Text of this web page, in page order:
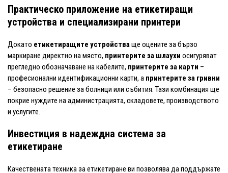
Практическо приложение на етикетиращи
устройства и специализирани принтери
Докато етикетиращите устройстваще оцените за бързо
маркиране директно на място, принтерите за шлаухи осигуряват
прегледно обозначаване на кабелите, принтерите за карти –
професионални идентификационни карти, а принтерите за гривни
– безопасно решение за болници или събития. Тази комбинация ще
покрие нуждите на администрацията, складовете, производството
и услугите.
Инвестиция в надеждна система за
етикетиране
Качествената техника за етикетиране ви позволява да поддържате